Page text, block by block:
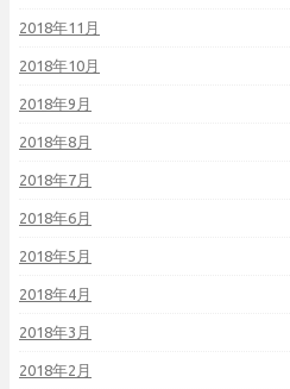
2018年11月
2018年10月
2018年9月
2018年8月
2018年7月
2018年6月
2018年5月
2018年4月
2018年3月
2018年2月